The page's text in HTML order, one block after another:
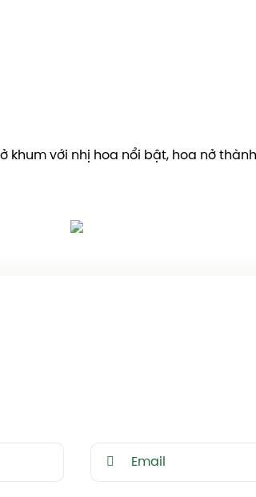
khum với nhị hoa nổi bật, hoa nở